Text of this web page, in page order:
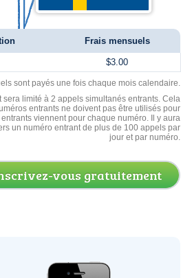
Frais mensuels
$3.00
sont payés une fois chaque mois calendaire.
limité à 2 appels simultanés entrants. Cela
entrants ne doivent pas être utilisés pour
viennent pour chaque numéro. Il y aura
un numéro entrant de plus de 100 appels par
jour et par numéro.
vous gratuitement